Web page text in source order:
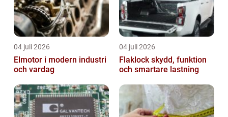
04 juli 2026
Elmotor i modern industri
och vardag
04 juli 2026
Flaklock skydd, funktion
och smartare lastning